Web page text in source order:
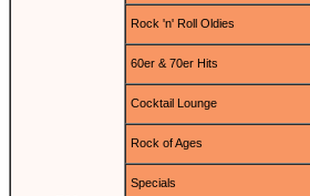
Rock 'n' Roll Oldies
60er & 70er Hits
Cocktail Lounge
Rock of Ages
Specials